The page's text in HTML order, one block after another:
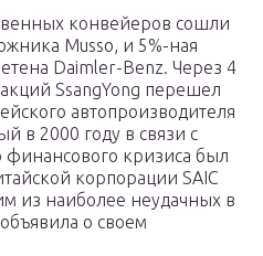
конвейеров сошли
Musso, и 5%-ная
Daimler-Benz. Через 4
SsangYong перешел
автопроизводителя
в 2000 году в связи с
финансового кризиса был
корпорации SAIC
из наиболее неудачных в
о своем